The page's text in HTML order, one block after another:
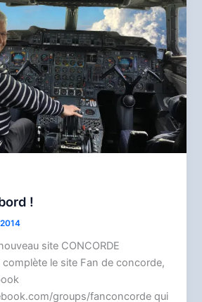
!
site CONCORDE
complète le site Fan de concorde,
groups/fanconcorde qui